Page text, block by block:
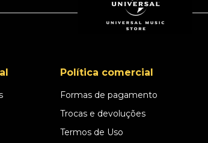
Política comercial
Formas de pagamento
Trocas e devoluções
Termos de Uso